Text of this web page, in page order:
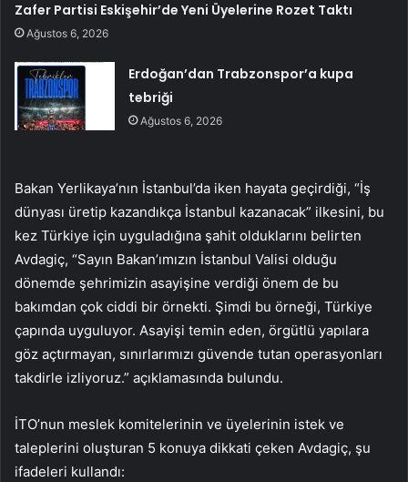
Zafer Partisi Eskişehir’de Yeni Üyelerine Rozet Taktı
Ağustos 6, 2026
Erdoğan’dan Trabzonspor’a kupa
tebriği
Ağustos 6, 2026
Bakan Yerlikaya’nın İstanbul’da iken hayata geçirdiği, “İş
dünyası üretip kazandıkça İstanbul kazanacak” ilkesini, bu
kez Türkiye için uyguladığına şahit olduklarını belirten
Avdagiç, “Sayın Bakan’ımızın İstanbul Valisi olduğu
dönemde şehrimizin asayişine verdiği önem de bu
bakımdan çok ciddi bir örnekti. Şimdi bu örneği, Türkiye
çapında uyguluyor. Asayişi temin eden, örgütlü yapılara
göz açtırmayan, sınırlarımızı güvende tutan operasyonları
takdirle izliyoruz.” açıklamasında bulundu.
İTO’nun meslek komitelerinin ve üyelerinin istek ve
taleplerini oluşturan 5 konuya dikkati çeken Avdagiç, şu
ifadeleri kullandı: